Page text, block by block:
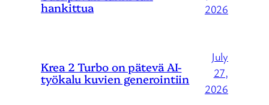
hankittua
2026
Krea 2 Turbo on pätevä AI-
työkalu kuvien generointiin
July
27,
2026